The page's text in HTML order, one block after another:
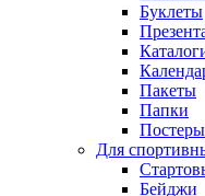
Буклеты
Пакеты
Папки
Постеры
Для
Бейджи